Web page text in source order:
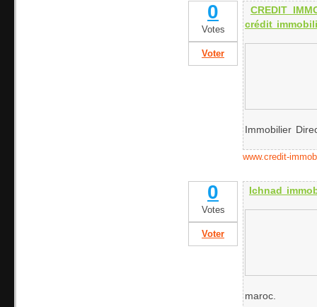
0
Votes
Voter
CREDIT
crédit
Immobilier
www.credit-
0
Votes
Voter
Ichnad
maroc.